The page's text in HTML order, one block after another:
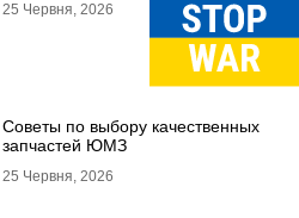
25 Червня, 2026
Советы по выбору качественных
запчастей ЮМЗ
25 Червня, 2026